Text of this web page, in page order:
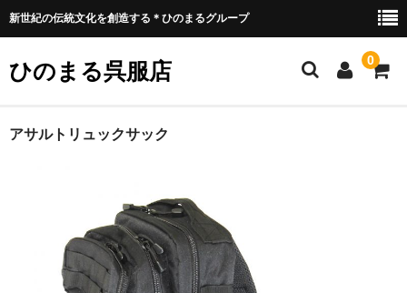
新世紀の伝統文化を創造する＊ひのまるグループ
ひのまる呉服店 0
ホーム
お好みプリント
お好みプリント 例1
ミリタリー部
アサルトリュックサック